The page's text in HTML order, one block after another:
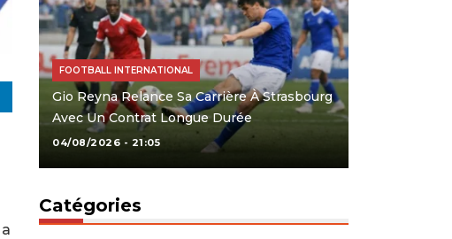
a
FOOTBALL INTERNATIONAL
Gio Reyna Relance Sa Carrière À Strasbourg
Avec Un Contrat Longue Durée
04/08/2026 - 21:05
Catégories